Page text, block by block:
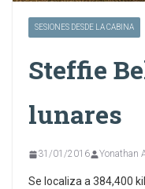
SESIONES DESDE LA CABINA
Steffie
lunares
31/01/2016 Yonathan
Se localiza a 384,400